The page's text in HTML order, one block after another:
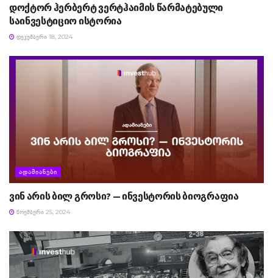
დოქტორ ჰერბერტ ვერტჰაიმის წარმატებული
საინვესტიციო ისტორია
ᲓᲔᲙᲔᲛᲑᲔᲠᲘ 18, 2024
ᲐᲓᲐᲛᲘᲐᲜᲔᲑᲘ
ვინ არის ბილ გროსი? — ინვესტორის ბიოგრაფია
ᲜᲝᲔᲛᲑᲔᲠᲘ 25, 2024